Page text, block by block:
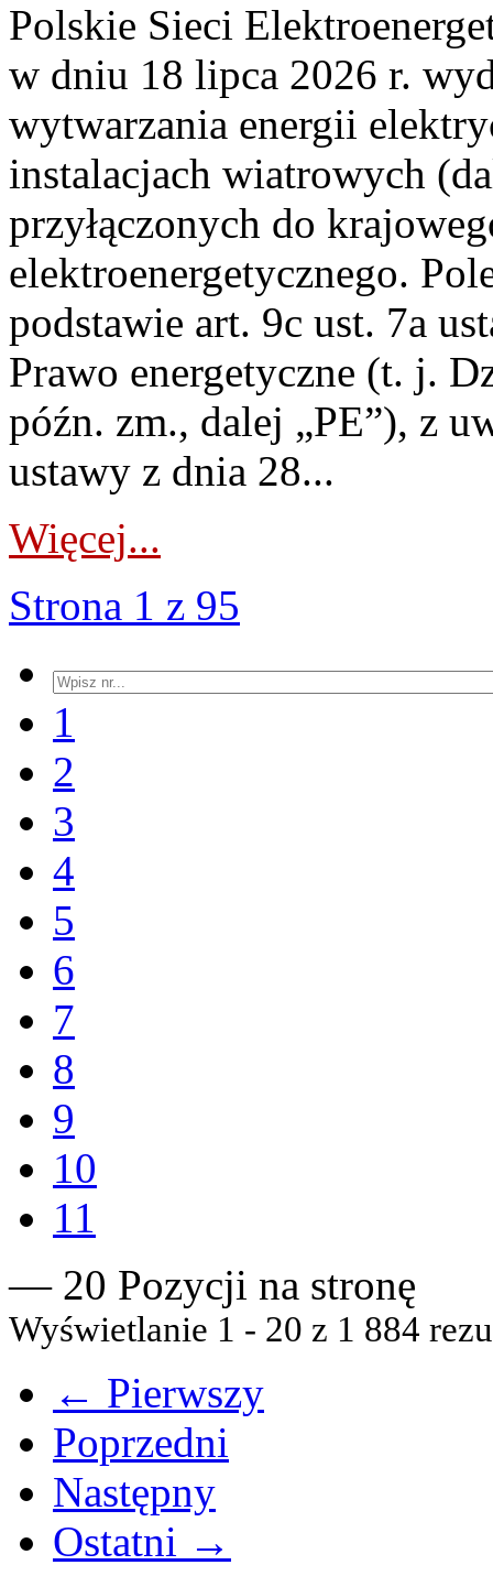
Polskie Sieci
w dniu 18 lipca 2026 r.
wytwarzania energii
instalacjach wiatrowych
przyłączonych do
elektroenergetycznego.
podstawie art. 9c ust. 7a
Prawo energetyczne (t. j.
późn. zm., dalej „PE”), z
ustawy z dnia 28...
Więcej...
Strona 1 z 95
1
2
3
4
5
6
7
8
9
10
11
— 20 Pozycji na stronę
Wyświetlanie 1 - 20 z 1 884
← Pierwszy
Poprzedni
Następny
Ostatni →